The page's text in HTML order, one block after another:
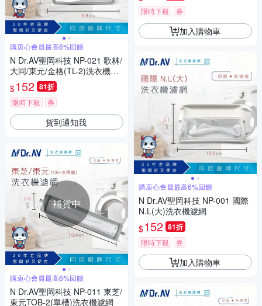
購衷心會員最高6%回饋
N Dr.AV聖岡科技 NP-021 歌林/
大同/東元/金格(TL-2)洗衣機濾
網
$152 81折
限時下殺 券
貨到通知我
補貨中
購衷心會員最高6%回饋
N Dr.AV聖岡科技 NP-011 東芝/
東元TOB-2(單槽)洗衣機濾網
限時下殺 券
加入購物車
購衷心會員最高6%回饋
N Dr.AV聖岡科技 NP-001 國際
N.L(大)洗衣機濾網
$152 81折
限時下殺 券
加入購物車